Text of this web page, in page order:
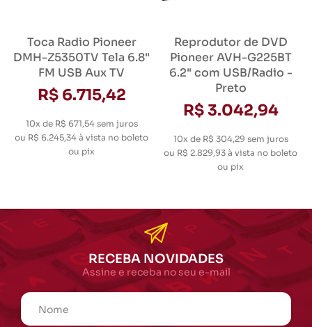
Toca Radio Pioneer
DMH-Z5350TV Tela 6.8"
FM USB Aux TV
R$ 6.715,42
10x de R$ 671,54 sem juros
ou R$ 6.245,34 à vista no boleto
ou pix
Reprodutor de DVD
Pioneer AVH-G225BT
6.2" com USB/Radio -
Preto
R$ 3.042,94
10x de R$ 304,29 sem juros
ou R$ 2.829,93 à vista no boleto
ou pix
RECEBA NOVIDADES
Assine e receba no seu e-mail